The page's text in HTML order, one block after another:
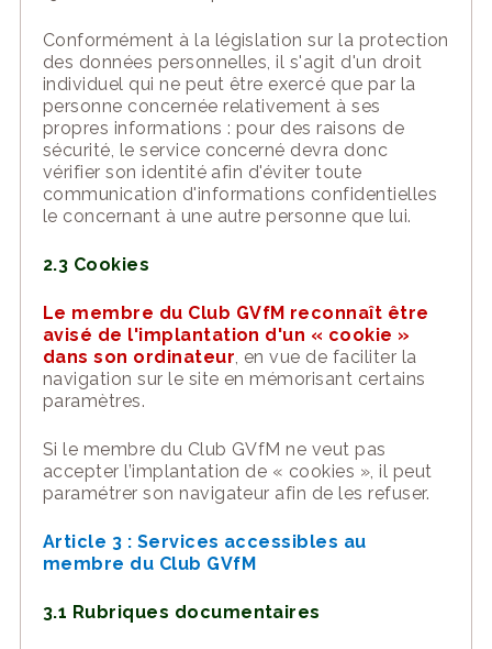
Conformément à la législation sur la protection
des données personnelles, il s'agit d'un droit
individuel qui ne peut être exercé que par la
personne concernée relativement à ses
propres informations : pour des raisons de
sécurité, le service concerné devra donc
vérifier son identité afin d'éviter toute
communication d'informations confidentielles
le concernant à une autre personne que lui.
2.3 Cookies
Le membre du Club GVfM reconnaît être
avisé de l'implantation d'un « cookie »
dans son ordinateur, en vue de faciliter la
navigation sur le site en mémorisant certains
paramètres.
Si le membre du Club GVfM ne veut pas
accepter l’implantation de « cookies », il peut
paramétrer son navigateur afin de les refuser.
Article 3 : Services accessibles au
membre du Club GVfM
3.1 Rubriques documentaires